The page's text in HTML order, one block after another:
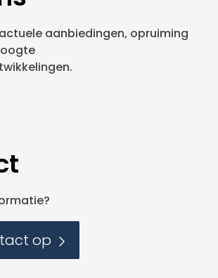
aanbiedingen, opruiming
op